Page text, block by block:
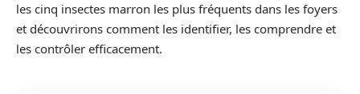
les cinq insectes marron les plus fréquents dans les foyers
et découvrirons comment les identifier, les comprendre et
les contrôler efficacement.